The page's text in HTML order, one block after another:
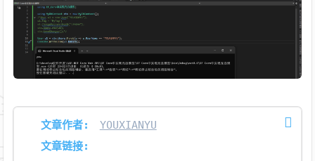
文章作者:
YOUXIANYU
文章链接: